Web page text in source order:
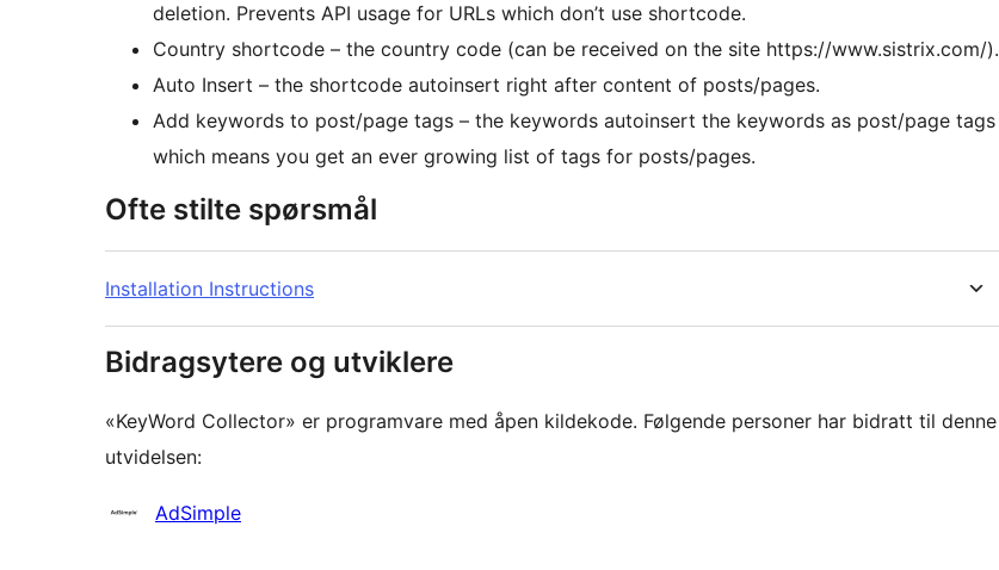
deletion. Prevents API usage for URLs which don’t use shortcode.
Country shortcode – the country code (can be received on the site https://www.sistrix.com/).
Auto Insert – the shortcode autoinsert right after content of posts/pages.
Add keywords to post/page tags – the keywords autoinsert the keywords as post/page tags
which means you get an ever growing list of tags for posts/pages.
Ofte stilte spørsmål
Installation Instructions
Bidragsytere og utviklere
«KeyWord Collector» er programvare med åpen kildekode. Følgende personer har bidratt til denne
utvidelsen:
Bidragsytere
AdSimple